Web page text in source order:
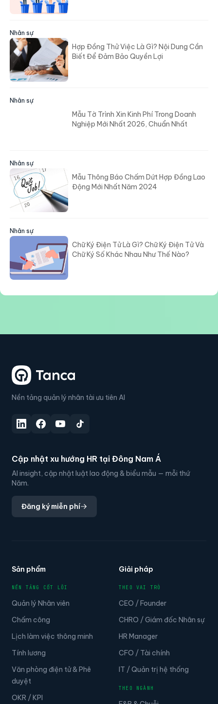
Nhân sự
Hợp Đồng Thử Việc Là Gì? Nội Dung Cần
Biết Để Đảm Bảo Quyền Lợi
Nhân sự
Mẫu Tờ Trình Xin Kinh Phí Trong Doanh
Nghiệp Mới Nhất 2026, Chuẩn Nhất
Nhân sự
Mẫu Thông Báo Chấm Dứt Hợp Đồng Lao
Động Mới Nhất Năm 2024
Nhân sự
Chữ Ký Điện Tử Là Gì? Chữ Ký Điện Tử Và
Chữ Ký Số Khác Nhau Như Thế Nào?
Nền tảng quản lý nhân tài ưu tiên AI
Cập nhật xu hướng HR tại Đông Nam Á
AI insight, cập nhật luật lao động & biểu mẫu — mỗi thứ
Năm.
Đăng ký miễn phí
Sản phẩm
NỀN TẢNG CỐT LÕI
Quản lý Nhân viên
Chấm công
Lịch làm việc thông minh
Tính lương
Văn phòng điện tử & Phê
duyệt
OKR / KPI
Giải pháp
THEO VAI TRÒ
CEO / Founder
CHRO / Giám đốc Nhân sự
HR Manager
CFO / Tài chính
IT / Quản trị hệ thống
THEO NGÀNH